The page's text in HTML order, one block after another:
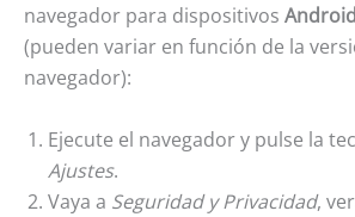
navegador para dispositivos Android
(pueden variar en función de la
navegador):
Ejecute el navegador y pulse la
Ajustes.
Vaya a Seguridad y Privacidad,